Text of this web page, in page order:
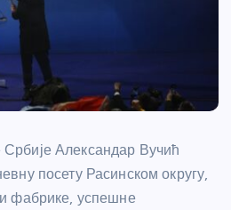
Александар Вучић
посету Расинском округу,
фабрике, успешне